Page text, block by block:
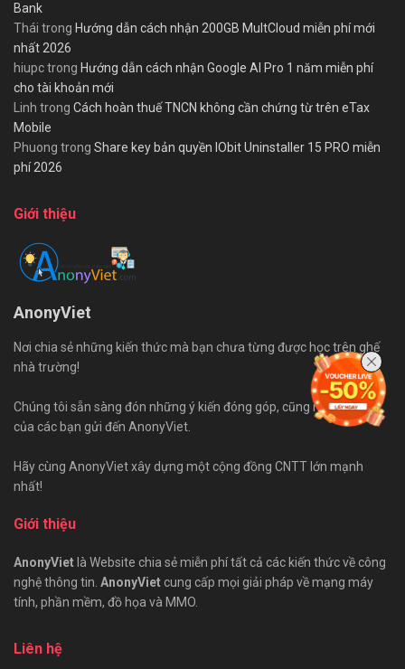
Bank
Thái trong Hướng dẫn cách nhận 200GB MultCloud miễn phí mới
nhất 2026
hiupctrong Hướng dẫn cách nhận Google AI Pro 1 năm miễn phí
cho tài khoản mới
Linh trong Cách hoàn thuế TNCN không cần chứng từ trên eTax
Mobile
Phuong trong Share key bản quyền IObit Uninstaller 15 PRO miễn
phí 2026
Giới thiệu
AnonyViet
Nơi chia sẻ những kiến thức mà bạn chưa từng được học trên ghế
nhà trường!
Chúng tôi sẵn sàng đón những ý kiến đóng góp, cũng như bài viết
của các bạn gửi đến AnonyViet.
Hãy cùng AnonyViet xây dựng một cộng đồng CNTT lớn mạnh
nhất!
Giới thiệu
AnonyViet là Website chia sẻ miễn phí tất cả các kiến thức về công
nghệ thông tin. AnonyViet cung cấp mọi giải pháp về mạng máy
tính, phần mềm, đồ họa và MMO.
Liên hệ